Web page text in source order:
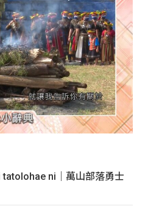
tatolohae ni｜萬山部落勇士